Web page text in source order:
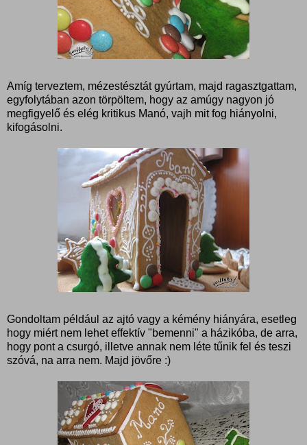
Amíg terveztem, mézestésztát gyúrtam, majd ragasztgattam,
egyfolytában azon törpöltem, hogy az amúgy nagyon jó
megfigyelő és elég kritikus Manó, vajh mit fog hiányolni,
kifogásolni.
Gondoltam például az ajtó vagy a kémény hiányára, esetleg
hogy miért nem lehet effektív "bemenni" a házikóba, de arra,
hogy pont a csurgó, illetve annak nem léte tűnik fel és teszi
szóvá, na arra nem. Majd jövőre :)